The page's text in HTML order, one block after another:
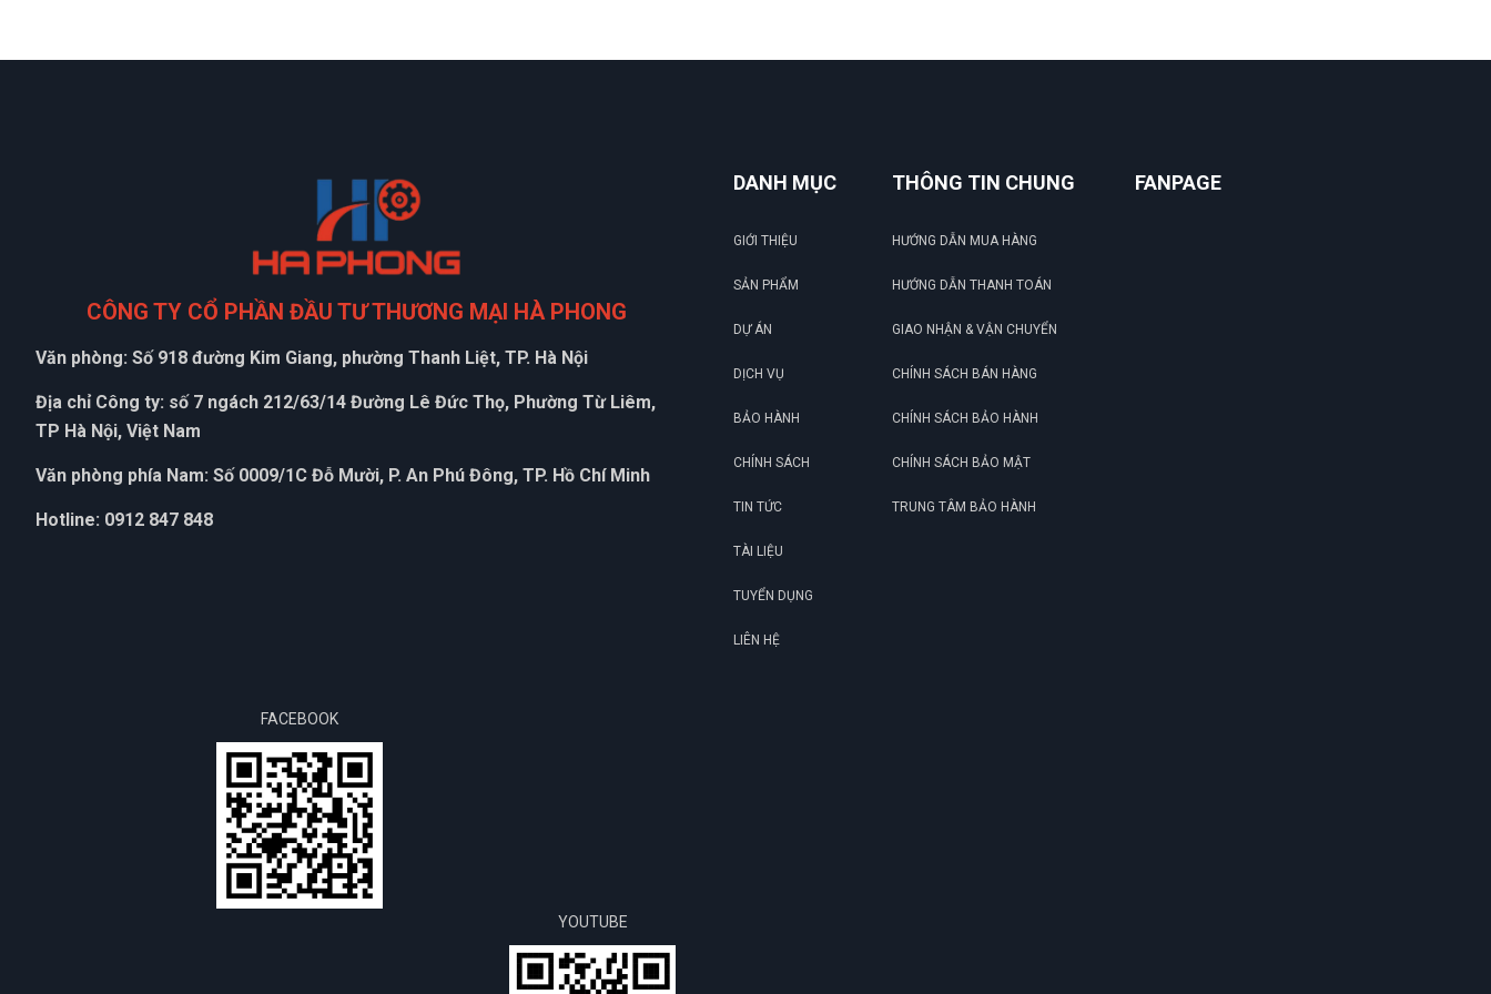
CÔNG TY CỔ PHẦN ĐẦU TƯ THƯƠNG MẠI HÀ PHONG
Văn phòng: Số 918 đường Kim Giang, phường Thanh Liệt, TP. Hà Nội
Địa chỉ Công ty: số 7 ngách 212/63/14 Đường Lê Đức Thọ, Phường Từ Liêm,
TP Hà Nội, Việt Nam
Văn phòng phía Nam: Số 0009/1C Đỗ Mười, P. An Phú Đông, TP. Hồ Chí Minh
Hotline: 0912 847 848
DANH MỤC
GIỚI THIỆU
SẢN PHẨM
DỰ ÁN
DỊCH VỤ
BẢO HÀNH
CHÍNH SÁCH
TIN TỨC
TÀI LIỆU
TUYỂN DỤNG
LIÊN HỆ
THÔNG TIN CHUNG
HƯỚNG DẪN MUA HÀNG
HƯỚNG DẪN THANH TOÁN
GIAO NHẬN & VẬN CHUYỂN
CHÍNH SÁCH BÁN HÀNG
CHÍNH SÁCH BẢO HÀNH
CHÍNH SÁCH BẢO MẬT
TRUNG TÂM BẢO HÀNH
FANPAGE
FACEBOOK
YOUTUBE